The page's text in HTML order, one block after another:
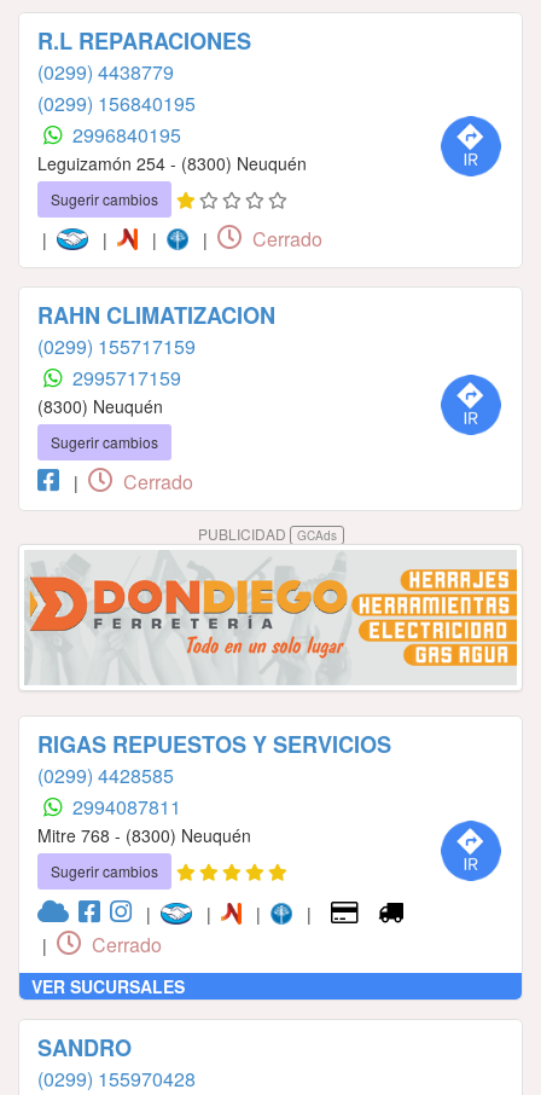
R.L REPARACIONES
(0299) 4438779
(0299) 156840195
2996840195
Leguizamón 254 - (8300) Neuquén
Sugerir cambios
| | | | Cerrado
RAHN CLIMATIZACION
(0299) 155717159
2995717159
(8300) Neuquén
Sugerir cambios
| Cerrado
PUBLICIDAD GCAds
RIGAS REPUESTOS Y SERVICIOS
(0299) 4428585
2994087811
Mitre 768 - (8300) Neuquén
Sugerir cambios
| | |
|
|
Cerrado
VER SUCURSALES
SANDRO
(0299) 155970428